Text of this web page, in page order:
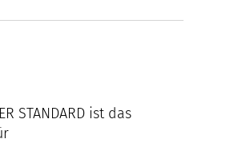
STANDARD ist das